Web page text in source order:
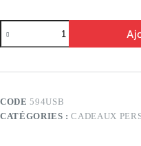
quantité
de
Clés
Style
(Diverses
Couleurs)
CODE594USB
CATÉGORIES :CADEAUX